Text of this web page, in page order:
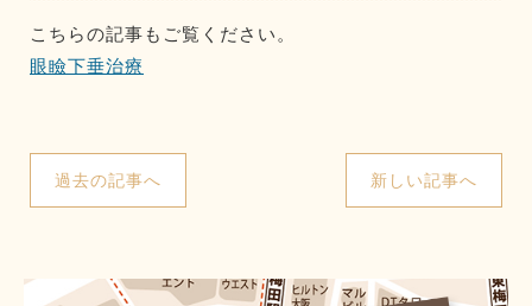
こちらの記事もご覧ください。
眼瞼下垂治療
過去の記事へ 新しい記事へ